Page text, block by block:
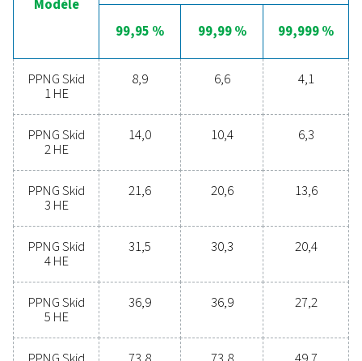
Le contrôleur Purelogic assure une surveillance
autoprotectrice de la qualité de l’air d’alimentation pour
contrôle précis du débit, de la pureté et de la pression
l’azote, garantissant un rendement fiable et constant.
fonctionnalité PLC intégrée permet une planification
de l’énergie, ce qui permet au système de fonctionner
les périodes de faibles tarifs d’électricité ou lorsque
solaire excédentaire est disponible. Avec la
distance 24/7 ICONS en option, les utilisateurs peuvent
également suivre et gérer les performances à distance,
ainsi une visibilité et un contrôle complets sur
système et la consommation d’énergie.
Avantages de la